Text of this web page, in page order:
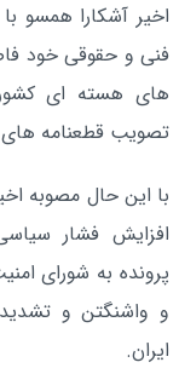
اخیر آشکارا همسو
فنی و حقوقی خود
های هسته ای
تصویب قطعنامه
با این حال مصوبه
افزایش فشار
پرونده به شورای
و واشنگتن و
ایران.